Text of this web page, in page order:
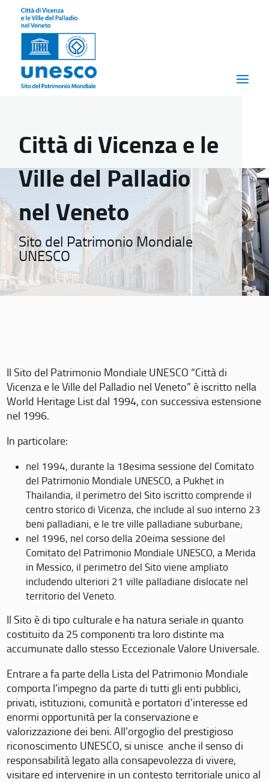
Città di Vicenza e le
Ville del Palladio
nel Veneto
Sito del Patrimonio Mondiale
UNESCO
Il Sito del Patrimonio Mondiale UNESCO “Città di
Vicenza e le Ville del Palladio nel Veneto” è iscritto nella
World Heritage List dal 1994, con successiva estensione
nel 1996.
In particolare:
nel 1994, durante la 18esima sessione del Comitato
del Patrimonio Mondiale UNESCO, a Pukhet in
Thailandia, il perimetro del Sito iscritto comprende il
centro storico di Vicenza, che include al suo interno 23
beni palladiani, e le tre ville palladiane suburbane;
nel 1996, nel corso della 20eima sessione del
Comitato del Patrimonio Mondiale UNESCO, a Merida
in Messico, il perimetro del Sito viene ampliato
includendo ulteriori 21 ville palladiane dislocate nel
territorio del Veneto.
Il Sito è di tipo culturale e ha natura seriale in quanto
costituito da 25 componenti tra loro distinte ma
accumunate dallo stesso Eccezionale Valore Universale.
Entrare a fa parte della Lista del Patrimonio Mondiale
comporta l’impegno da parte di tutti gli enti pubblici,
privati, istituzioni, comunità e portatori d’interesse ed
enormi opportunità per la conservazione e
valorizzazione dei beni. All’orgoglio del prestigioso
riconoscimento UNESCO, si unisce anche il senso di
responsabilità legato alla consapevolezza di vivere,
visitare ed intervenire in un contesto territoriale unico al